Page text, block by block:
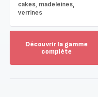
cakes, madeleines,
verrines
Découvrir la gamme
complète